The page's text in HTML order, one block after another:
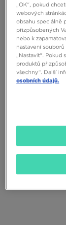
1290 Kč
2490 Kč
1490 Kč – nejnižší
990 Kč 1390 Kč
„OK“, pokud
webových
obsahu speciálně
přizpůsobených
nebo k
nastavení
„Nastavit“.
produktů
všechny“. Další
osobních údajů.